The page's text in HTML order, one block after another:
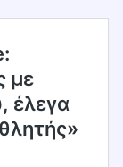
με
έλεγα